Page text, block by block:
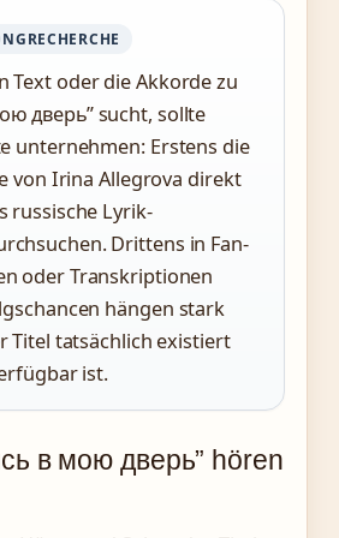
Text oder die Akkorde zu
дверь” sucht, sollte
unternehmen: Erstens die
von Irina Allegrova direkt
russische Lyrik-
Drittens in Fan-
oder Transkriptionen
hängen stark
Titel tatsächlich existiert
ist.
в мою дверь” hören